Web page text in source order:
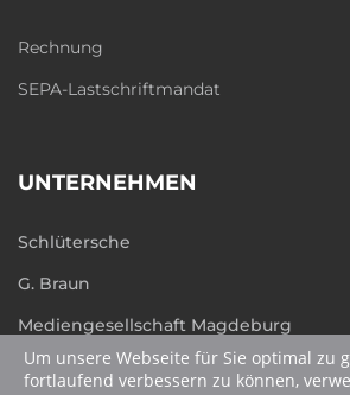
Rechnung
SEPA-Lastschriftmandat
UNTERNEHMEN
Schlütersche
G. Braun
Mediengesellschaft Magdeburg
humboldt.de
Um unsere Webseite für Sie optimal zu
fortlaufend verbessern zu können,